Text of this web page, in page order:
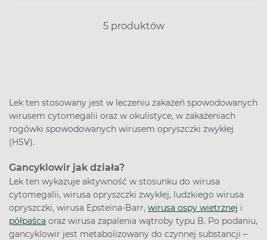
5 produktów
Lek ten stosowany jest w leczeniu zakażeń spowodowanych
wirusem cytomegalii oraz w okulistyce, w zakażeniach
rogówki spowodowanych wirusem opryszczki zwykłej
(HSV).
Gancyklowir jak działa?
Lek ten wykazuje aktywność w stosunku do wirusa
cytomegalii, wirusa opryszczki zwykłej, ludzkiego wirusa
opryszczki, wirusa Epsteina-Barr, wirusa ospy wietrznej i
półpaśca oraz wirusa zapalenia wątroby typu B. Po podaniu,
gancyklowir jest metabolizowany do czynnej substancji –